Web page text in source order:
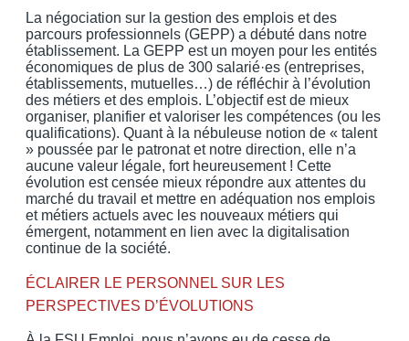
La négociation sur la gestion des emplois et des
parcours professionnels (GEPP) a débuté dans notre
établissement. La GEPP est un moyen pour les entités
économiques de plus de 300 salarié·es (entreprises,
établissements, mutuelles…) de réfléchir à l’évolution
des métiers et des emplois. L’objectif est de mieux
organiser, planifier et valoriser les compétences (ou les
qualifications). Quant à la nébuleuse notion de « talent
» poussée par le patronat et notre direction, elle n’a
aucune valeur légale, fort heureusement ! Cette
évolution est censée mieux répondre aux attentes du
marché du travail et mettre en adéquation nos emplois
et métiers actuels avec les nouveaux métiers qui
émergent, notamment en lien avec la digitalisation
continue de la société.
ÉCLAIRER LE PERSONNEL SUR LES
PERSPECTIVES D’ÉVOLUTIONS